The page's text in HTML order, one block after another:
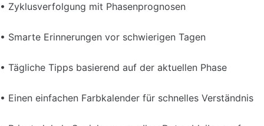
• Zyklusverfolgung mit Phasenprognosen
• Smarte Erinnerungen vor schwierigen Tagen
• Tägliche Tipps basierend auf der aktuellen Phase
• Einen einfachen Farbkalender für schnelles Verständnis